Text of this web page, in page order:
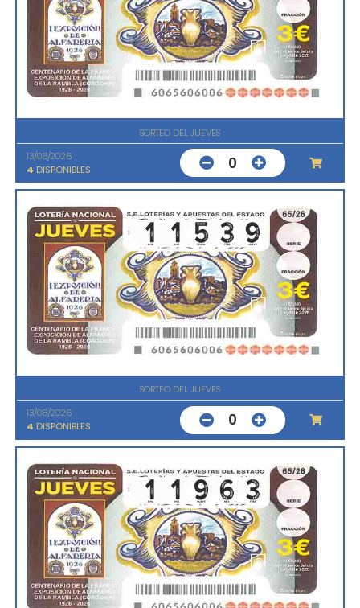
SORTEO DEL JUEVES
13/08/2026
4 DISPONIBLES 0
SORTEO DEL JUEVES
13/08/2026
4 DISPONIBLES 0